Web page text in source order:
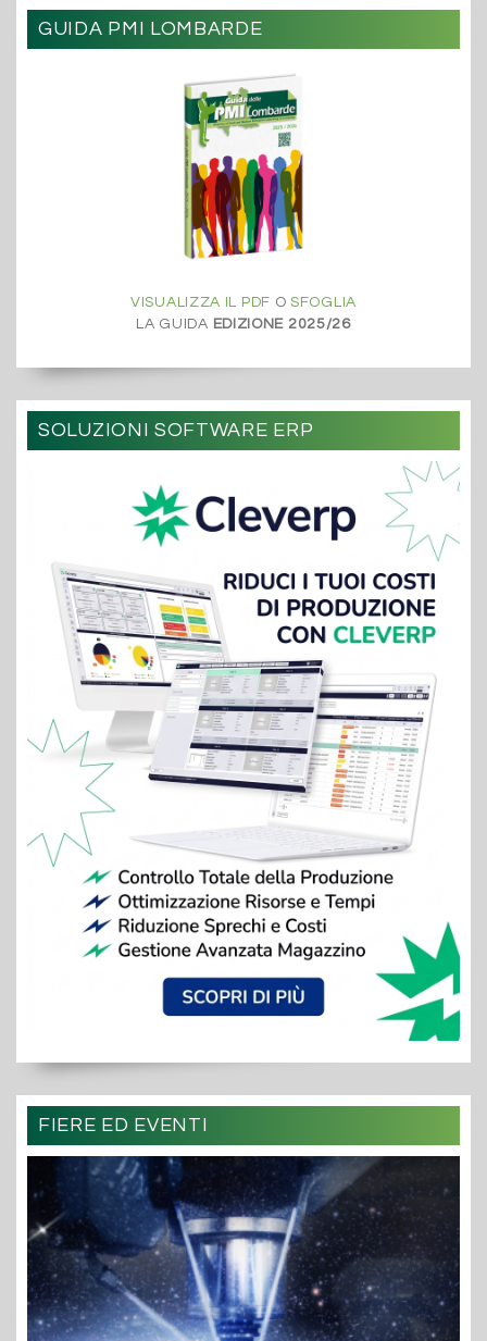
GUIDA PMI LOMBARDE
VISUALIZZA IL PDF OSFOGLIA
LA GUIDA EDIZIONE 2025/26
SOLUZIONI SOFTWARE ERP
FIERE ED EVENTI